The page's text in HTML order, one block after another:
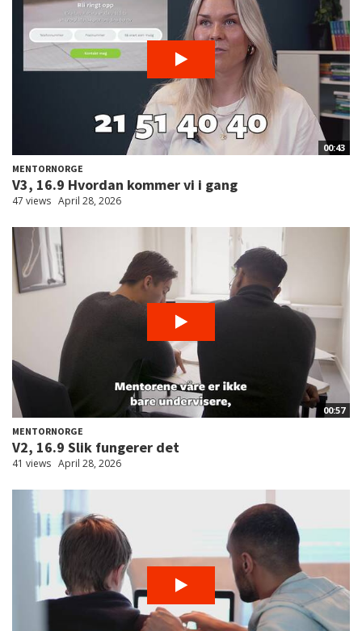
00:43
MENTORNORGE
V3, 16.9 Hvordan kommer vi i gang
47 views April 28, 2026
00:57
MENTORNORGE
V2, 16.9 Slik fungerer det
41 views April 28, 2026